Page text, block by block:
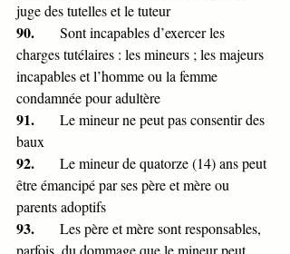
juge des tutelles et le tuteur
90. Sont incapables d’exercer les
charges tutélaires : les mineurs ; les majeurs
incapables et l’homme ou la femme
condamnée pour adultère
91. Le mineur ne peut pas consentir des
baux
92. Le mineur de quatorze (14) ans peut
être émancipé par ses père et mère ou
parents adoptifs
93. Les père et mère sont responsables,
parfois, du dommage que le mineur peut